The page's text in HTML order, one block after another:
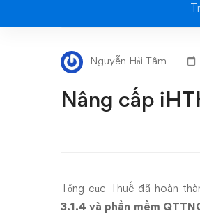
Nâng
cấp
iHTKK
3.1.4,
3.3.2,
Nguyễn Hải Tâm
Nâng cấp
Tổng cục Thuế đã hoàn
3.1.4 và phần mềm